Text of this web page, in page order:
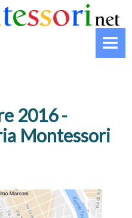
2016 -
Montessori